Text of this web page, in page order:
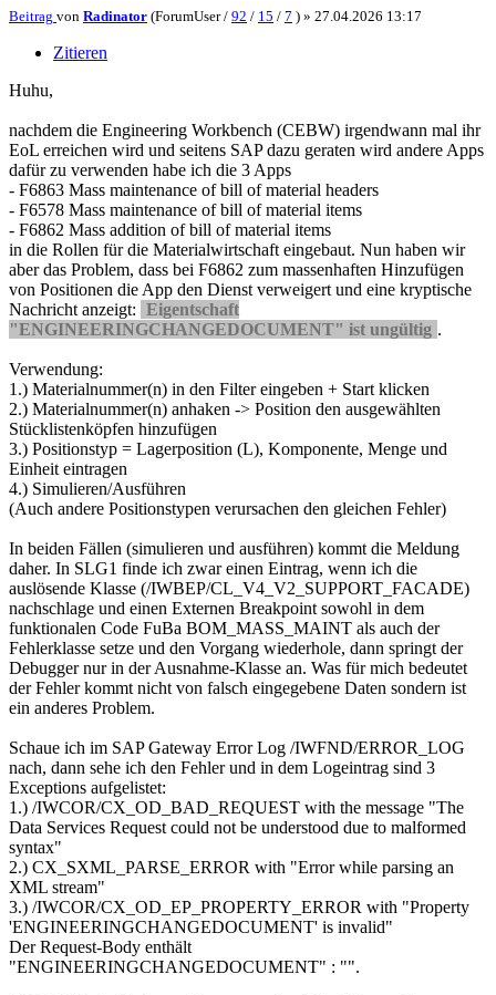
Beitrag von Radinator (ForumUser / 92 / 15 / 7 ) » 27.04.2026 13:17
Zitieren
Huhu,
nachdem die Engineering Workbench (CEBW) irgendwann mal ihr
EoL erreichen wird und seitens SAP dazu geraten wird andere Apps
dafür zu verwenden habe ich die 3 Apps
- F6863 Mass maintenance of bill of material headers
- F6578 Mass maintenance of bill of material items
- F6862 Mass addition of bill of material items
in die Rollen für die Materialwirtschaft eingebaut. Nun haben wir
aber das Problem, dass bei F6862 zum massenhaften Hinzufügen
von Positionen die App den Dienst verweigert und eine kryptische
Nachricht anzeigt: Eigentschaft
"ENGINEERINGCHANGEDOCUMENT" ist ungültig .
Verwendung:
1.) Materialnummer(n) in den Filter eingeben + Start klicken
2.) Materialnummer(n) anhaken -> Position den ausgewählten
Stücklistenköpfen hinzufügen
3.) Positionstyp = Lagerposition (L), Komponente, Menge und
Einheit eintragen
4.) Simulieren/Ausführen
(Auch andere Positionstypen verursachen den gleichen Fehler)
In beiden Fällen (simulieren und ausführen) kommt die Meldung
daher. In SLG1 finde ich zwar einen Eintrag, wenn ich die
auslösende Klasse (/IWBEP/CL_V4_V2_SUPPORT_FACADE)
nachschlage und einen Externen Breakpoint sowohl in dem
funktionalen Code FuBa BOM_MASS_MAINT als auch der
Fehlerklasse setze und den Vorgang wiederhole, dann springt der
Debugger nur in der Ausnahme-Klasse an. Was für mich bedeutet
der Fehler kommt nicht von falsch eingegebene Daten sondern ist
ein anderes Problem.
Schaue ich im SAP Gateway Error Log /IWFND/ERROR_LOG
nach, dann sehe ich den Fehler und in dem Logeintrag sind 3
Exceptions aufgelistet:
1.) /IWCOR/CX_OD_BAD_REQUEST with the message "The
Data Services Request could not be understood due to malformed
syntax"
2.) CX_SXML_PARSE_ERROR with "Error while parsing an
XML stream"
3.) /IWCOR/CX_OD_EP_PROPERTY_ERROR with "Property
'ENGINEERINGCHANGEDOCUMENT' is invalid"
Der Request-Body enthält
"ENGINEERINGCHANGEDOCUMENT" : "".